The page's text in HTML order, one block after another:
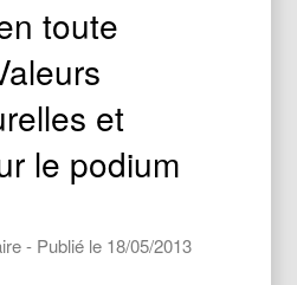
toute
et
le podium
- Publié le 18/05/2013